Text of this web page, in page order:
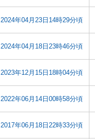
2024年04月23日14時29分頃
2024年04月18日23時46分頃
2023年12月15日18時04分頃
2022年06月14日00時58分頃
2017年06月18日22時33分頃